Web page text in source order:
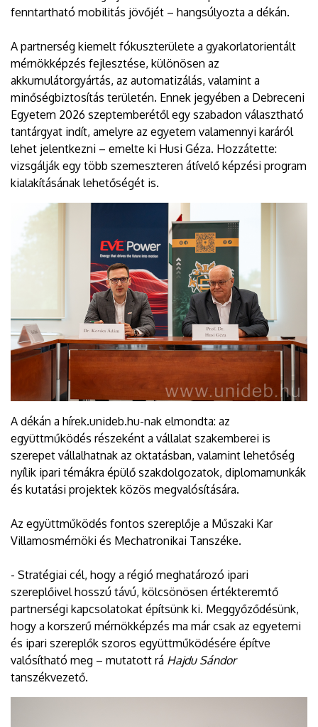
fenntartható mobilitás jövőjét – hangsúlyozta a dékán.
A partnerség kiemelt fókuszterülete a gyakorlatorientált
mérnökképzés fejlesztése, különösen az
akkumulátorgyártás, az automatizálás, valamint a
minőségbiztosítás területén. Ennek jegyében a Debreceni
Egyetem 2026 szeptemberétől egy szabadon választható
tantárgyat indít, amelyre az egyetem valamennyi karáról
lehet jelentkezni – emelte ki Husi Géza. Hozzátette:
vizsgálják egy több szemeszteren átívelő képzési program
kialakításának lehetőségét is.
A dékán a hírek.unideb.hu-nak elmondta: az
együttműködés részeként a vállalat szakemberei is
szerepet vállalhatnak az oktatásban, valamint lehetőség
nyílik ipari témákra épülő szakdolgozatok, diplomamunkák
és kutatási projektek közös megvalósítására.
Az együttműködés fontos szereplője a Műszaki Kar
Villamosmérnöki és Mechatronikai Tanszéke.
- Stratégiai cél, hogy a régió meghatározó ipari
szereplőivel hosszú távú, kölcsönösen értékteremtő
partnerségi kapcsolatokat építsünk ki. Meggyőződésünk,
hogy a korszerű mérnökképzés ma már csak az egyetemi
és ipari szereplők szoros együttműködésére építve
valósítható meg – mutatott rá Hajdu Sándor
tanszékvezető.